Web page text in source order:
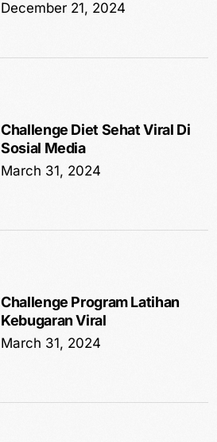
December 21, 2024
Challenge Diet Sehat Viral Di
Sosial Media
March 31, 2024
Challenge Program Latihan
Kebugaran Viral
March 31, 2024